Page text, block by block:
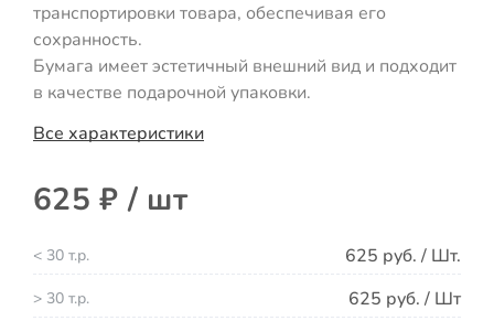
транспортировки товара, обеспечивая его
сохранность.
Бумага имеет эстетичный внешний вид и подходит
в качестве подарочной упаковки.
Все характеристики
625 ₽ / шт
< 30 т.р. 625 руб. / Шт.
> 30 т.р. 625 руб. / Шт